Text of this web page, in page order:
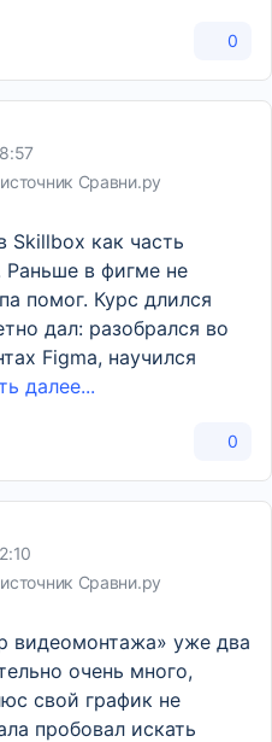
0
Сравни.ру
Skillbox как часть
Раньше в фигме не
помог. Курс длился
дал: разобрался во
Figma, научился
далее...
0
Сравни.ру
видеомонтажа» уже два
очень много,
свой график не
пробовал искать